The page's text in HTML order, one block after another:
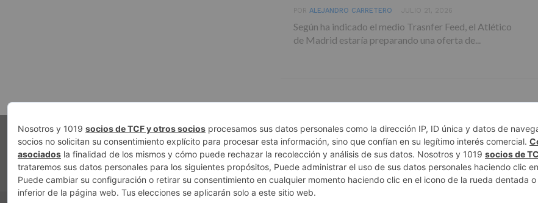
PORALEJANDRO CARRETERO JULIO 21, 2026
Según ha indicado el medio Trasnfer Feed, el Atlético
de Madrid estaría preparando una oferta de...
PUBLICIDAD AVISO LEGAL POLÍTICA DE PRIVACIDAD AUTORES CONTACTO POLÍTICA EDITORIAL